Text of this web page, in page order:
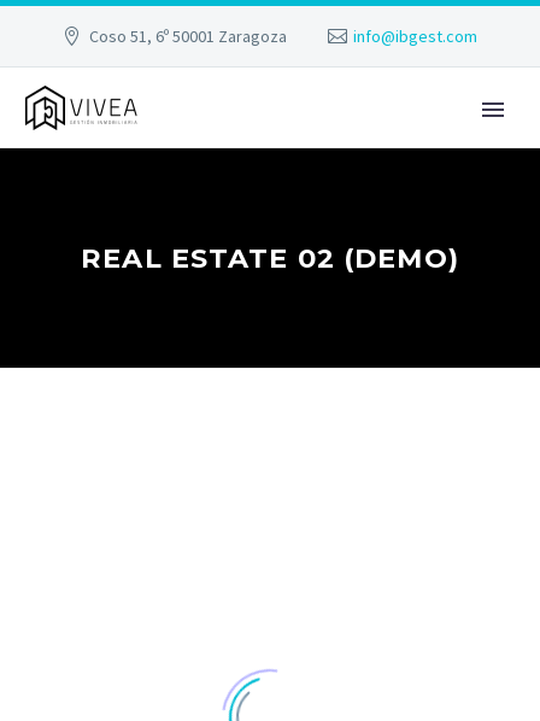
Coso 51, 6º 50001 Zaragoza info@ibgest.com
REAL ESTATE 02 (DEMO)